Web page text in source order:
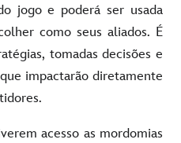
jogo e poderá ser usada
como seus aliados. É
tomadas decisões e
impactarão diretamente
acesso as mordomias